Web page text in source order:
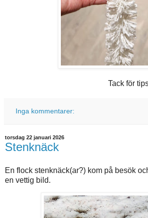
Tack för
Inga kommentarer:
torsdag 22 januari 2026
Stenknäck
En flock stenknäck(ar?) kom på besök
en vettig bild.